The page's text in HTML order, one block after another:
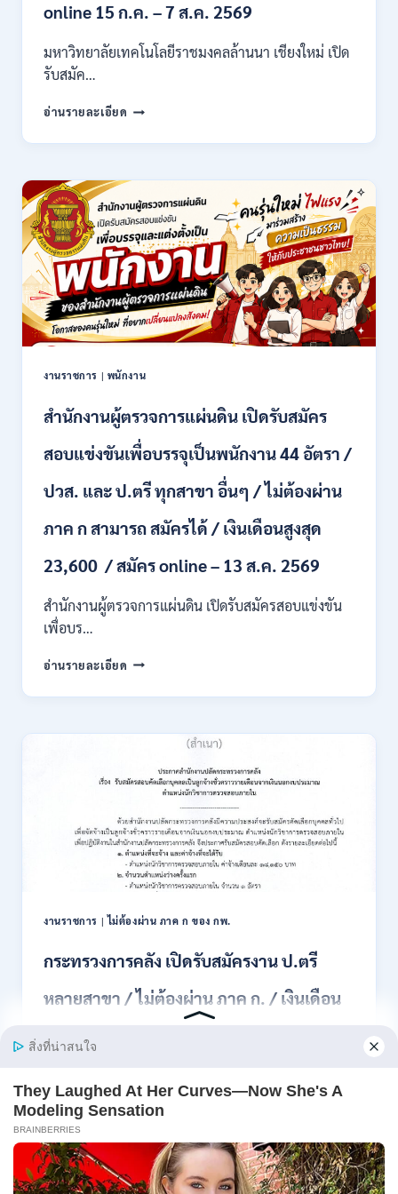
/
ต้อง
ก
กพ.
สมัคร
17
–
21
สิงหาคม
2569
online 15 ก.ค. – 7 ส.ค. 2569
มหาวิทยาลัยเทคโนโลยีราชมงคลล้านนา เชียงใหม่ เปิด
รับสมัค…
อ่านรายละเอียด มหาวิทยาลัย
ราช
ล้าน
เชียงใหม่
เปิด
รับ
สมัคร
คัด
เลือก
บุคคล
เพื่อ
เป็น
หลาย
อัตรา
/
ป.ตรี
หลาย
+
เงิน
สูงสุด
15
2569
งานราชการ | พนักงาน
สำนักงานผู้ตรวจการแผ่นดิน เปิดรับสมัคร
สอบแข่งขันเพื่อบรรจุเป็นพนักงาน 44 อัตรา /
ปวส. และ ป.ตรี ทุกสาขา อื่นๆ / ไม่ต้องผ่าน
ภาค ก สามารถ สมัครได้ / เงินเดือนสูงสุด
23,600 / สมัคร online – 13 ส.ค. 2569
สำนักงานผู้ตรวจการแผ่นดิน เปิดรับสมัครสอบแข่งขัน
เพื่อบร…
อ่านรายละเอียด สำนักงาน
ตรวจ
แผ่น
รับ
สอบ
แข่งขัน
เพื่อ
บรรจุ
เป็น
44
/
และ
/
ไม่
ผ่าน
ก
งานราชการ |ไม่ต้องผ่าน ภาค ก ของ กพ.
กระทรวงการคลัง เปิดรับสมัครงาน ป.ตรี
หลายสาขา / ไม่ต้องผ่าน ภาค ก. / เงินเดือน
18150 / สมัคร 13 – 25 สิงหาคม 2569
ตำแหน่งนักวิ…
อ่านรายละเอียด
การ
เปิด